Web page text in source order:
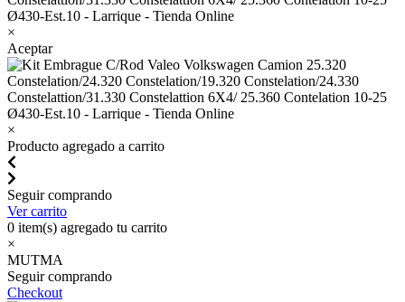
×
Aceptar
×
Producto agregado a carrito
Seguir comprando
Ver carrito
0 item(s) agregado tu carrito
×
MUTMA
Seguir comprando
Checkout